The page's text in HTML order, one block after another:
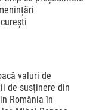
valuri de
de susținere din
România în